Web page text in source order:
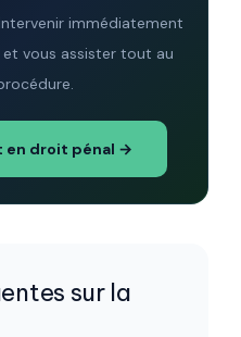
immédiatement
vous assister tout au
en droit pénal →
sur la